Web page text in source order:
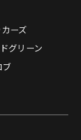
ーズ
グリーン
ブ